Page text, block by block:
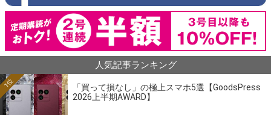
人気記事ランキング
「買って損なし」の極上スマホ5選【GoodsPress
2026上半期AWARD】
1位